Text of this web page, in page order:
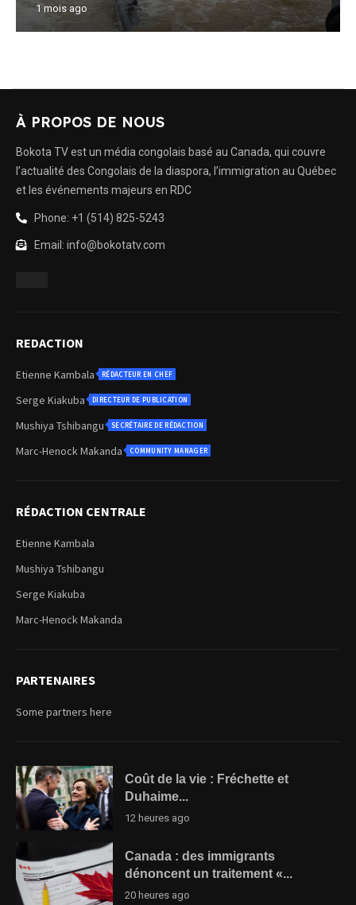
1 mois ago
À PROPOS DE NOUS
Bokota TV est un média congolais basé au Canada, qui couvre
l’actualité des Congolais de la diaspora, l’immigration au Québec
et les événements majeurs en RDC
Phone: +1 (514) 825-5243
Email: info@bokotatv.com
REDACTION
Etienne Kambala RÉDACTEUR EN CHEF
Serge Kiakuba DIRECTEUR DE PUBLICATION
Mushiya Tshibangu SECRÉTAIRE DE RÉDACTION
Marc-Henock Makanda COMMUNITY MANAGER
RÉDACTION CENTRALE
Etienne Kambala
Mushiya Tshibangu
Serge Kiakuba
Marc-Henock Makanda
PARTENAIRES
Some partners here
Coût de la vie : Fréchette et
Duhaime...
12 heures ago
Canada : des immigrants
dénoncent un traitement «...
20 heures ago